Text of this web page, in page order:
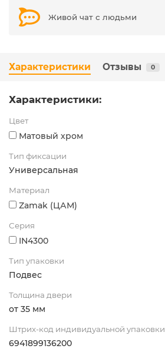
Живой чат с людьми
Характеристики Отзывы 0
Характеристики:
Цвет
Матовый хром
Тип фиксации
Универсальная
Материал
Zamak (ЦАМ)
Серия
IN4300
Тип упаковки
Подвес
Толщина двери
от 35 мм
Штрих-код индивидуальной упаковки
6941899136200